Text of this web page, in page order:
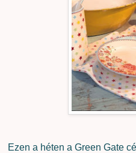
Ezen a héten a Green Gate